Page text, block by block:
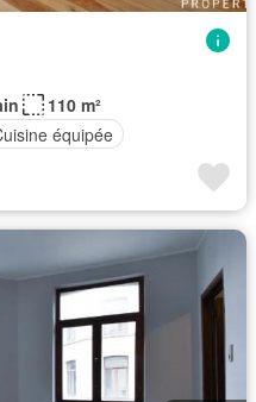
110 m²
équipée